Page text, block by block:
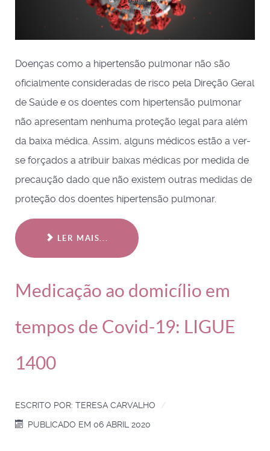
Doenças como a hipertensão pulmonar não são
oficialmente consideradas de risco pela Direção Geral
de Saúde e os doentes com hipertensão pulmonar
não apresentam nenhuma proteção legal para além
da baixa médica. Assim, alguns médicos estão a ver-
se forçados a atribuir baixas médicas por medida de
precaução dado que não existem outras medidas de
proteção dos doentes hipertensão pulmonar.
LER MAIS...
Medicação ao domicílio em
tempos de Covid-19: LIGUE
1400
ESCRITO POR: TERESA CARVALHO
PUBLICADO EM 06 ABRIL 2020